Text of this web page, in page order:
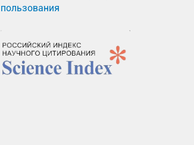
пользования